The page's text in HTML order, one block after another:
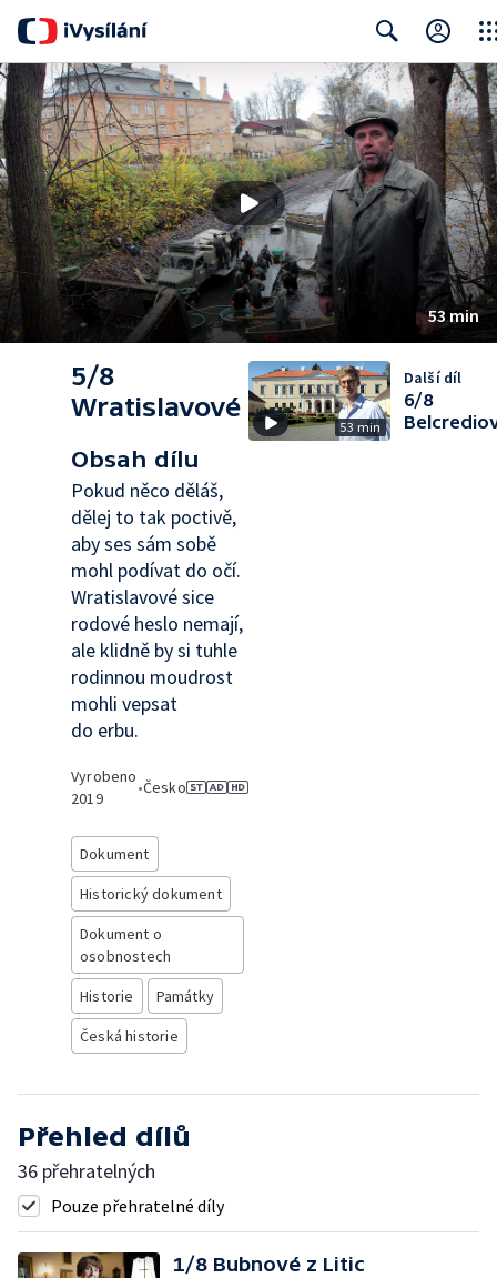
Search
53 min
5/8
Wratislavové
Obsah dílu
Pokud něco děláš,
dělej to tak poctivě,
aby ses sám sobě
mohl podívat do očí.
Wratislavové sice
rodové heslo nemají,
ale klidně by si tuhle
rodinnou moudrost
mohli vepsat
do erbu.
Vyrobeno
2019
•Česko
Dokument
Historický dokument
Dokument o
osobnostech
Historie
Památky
Česká historie
53 min
Další díl
6/8
Přehled dílů
36 přehratelných
Pouze přehratelné díly
1/8 Bubnové z Litic